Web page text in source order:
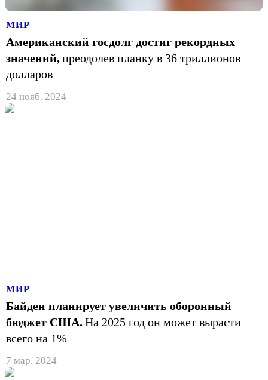
МИР
Американский госдолг достиг рекордных
значений,преодолев планку в 36 триллионов
долларов
24 нояб. 2024
МИР
Байден планирует увеличить оборонный
бюджет США. На 2025 год он может вырасти
всего на 1%
7 мар. 2024